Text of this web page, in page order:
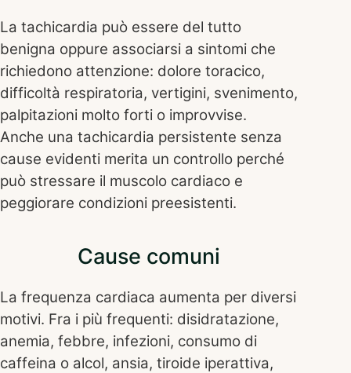
La tachicardia può essere del tutto
benigna oppure associarsi a sintomi che
richiedono attenzione: dolore toracico,
difficoltà respiratoria, vertigini, svenimento,
palpitazioni molto forti o improvvise.
Anche una tachicardia persistente senza
cause evidenti merita un controllo perché
può stressare il muscolo cardiaco e
peggiorare condizioni preesistenti.
Cause comuni
La frequenza cardiaca aumenta per diversi
motivi. Fra i più frequenti: disidratazione,
anemia, febbre, infezioni, consumo di
caffeina o alcol, ansia, tiroide iperattiva,